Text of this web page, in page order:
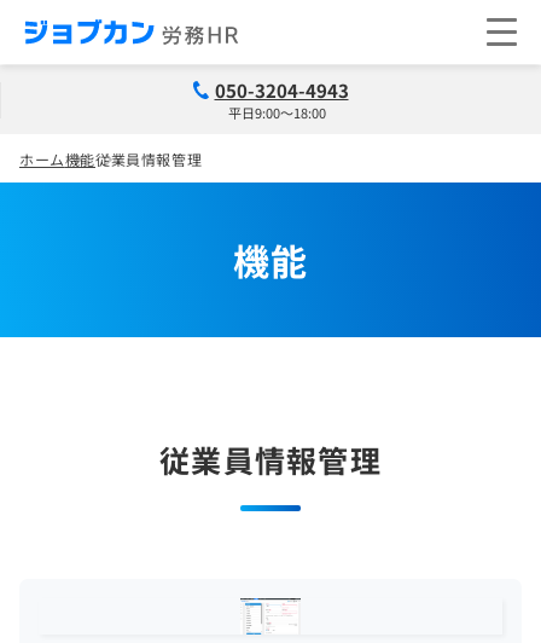
050-3204-4943
平日9:00～18:00
ホーム機能従業員情報管理
機能
従業員情報管理